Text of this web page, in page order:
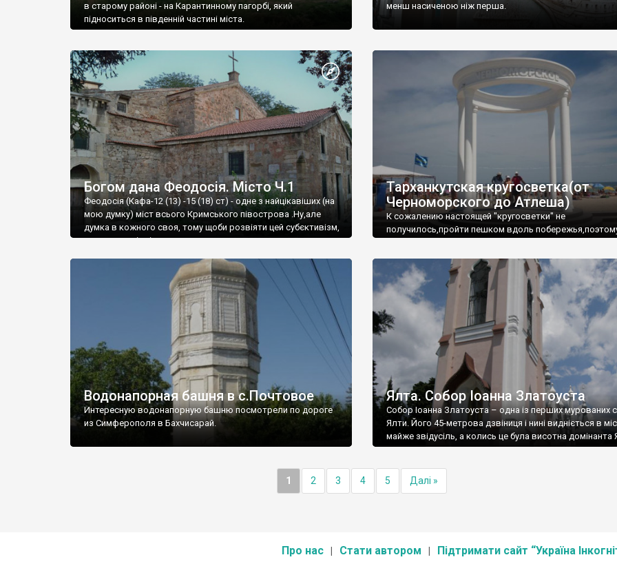
в старому районі - на Карантинному пагорбі, який
підноситься в південній частині міста.
менш насиченою ніж перша.
Богом дана Феодосія. Місто Ч.1
Феодосія (Кафа-12 (13) -15 (18) ст) - одне з найцікавіших (на
мою думку) міст всього Кримського півострова .Ну,але
думка в кожного своя, тому щоби розвіяти цей субєктивізм,
запрошую відвідати це
Тарханкутская кругосветка(от
Черноморского до Атлеша)
К сожалению настоящей "кругосветки" не
получилось,пройти пешком вдоль
Водонапорная башня в с.Почтовое
Интересную водонапорную башню посмотрели по дороге
из Симферополя в Бахчисарай.
Ялта. Собор Іоанна Златоуста
Собор Іоанна Златоуста – одна із перших мурованих
Ялти. Його 45-метрова дзвіниця і нині видніється в
майже звідусіль, а колись це була висотна домінанта
1 2 3 4 5 Далі »
Про нас Стати автором Підтримати сайт “Україна